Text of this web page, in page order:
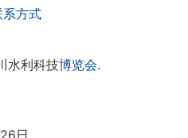
系方式
水利科技博览会.
日